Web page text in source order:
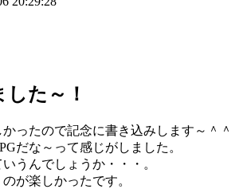
た～！
ったので記念に書き込みします～＾＾
だな～って感じがしました。
うんでしょうか・・・。
が楽しかったです。